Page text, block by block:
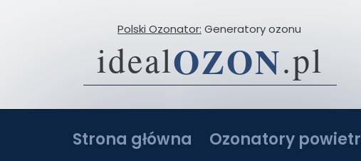
Strona główna Ozonatory
idealOZON.pl
Polski Ozonator: Generatory ozonu